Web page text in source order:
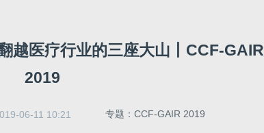
越医疗行业的三座大山丨CCF-GAIR
2019
06-11 10:21 专题：CCF-GAIR 2019